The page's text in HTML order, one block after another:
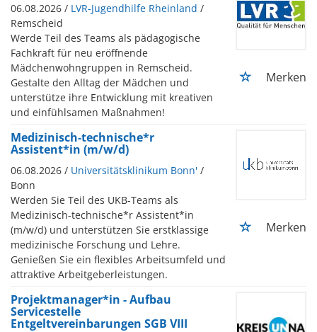
06.08.2026 / LVR-Jugendhilfe Rheinland /
Remscheid
Werde Teil des Teams als pädagogische
Fachkraft für neu eröffnende
Mädchenwohngruppen in Remscheid.
Gestalte den Alltag der Mädchen und
unterstütze ihre Entwicklung mit kreativen
und einfühlsamen Maßnahmen!
Merken
Medizinisch-technische*r
Assistent*in (m/w/d)
06.08.2026 / Universitätsklinikum Bonn' /
Bonn
Werden Sie Teil des UKB-Teams als
Medizinisch-technische*r Assistent*in
(m/w/d) und unterstützen Sie erstklassige
medizinische Forschung und Lehre.
Genießen Sie ein flexibles Arbeitsumfeld und
attraktive Arbeitgeberleistungen.
Merken
Projektmanager*in - Aufbau
Servicestelle
Entgeltvereinbarungen SGB VIII